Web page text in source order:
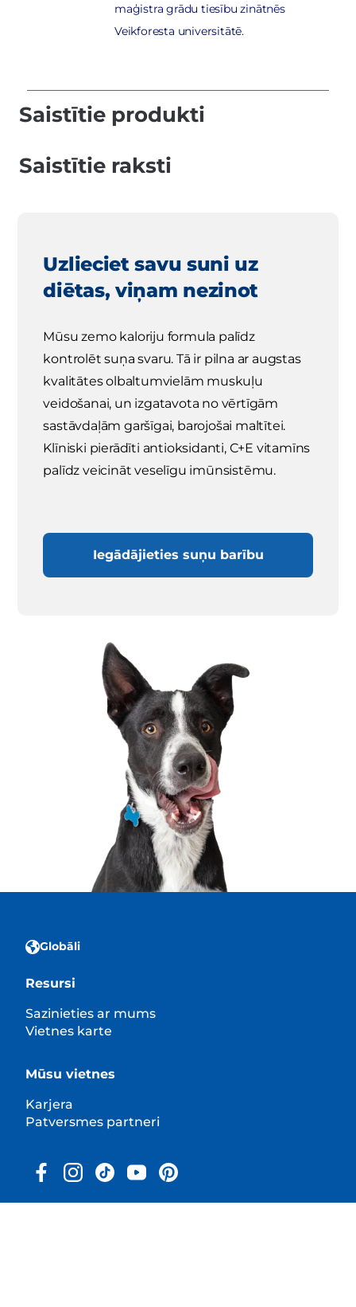
maģistra grādu tiesību zinātnēs
Veikforesta universitātē.
Saistītie produkti
Saistītie raksti
Uzlieciet savu suni uz
diētas, viņam nezinot
Mūsu zemo kaloriju formula palīdz
kontrolēt suņa svaru. Tā ir pilna ar augstas
kvalitātes olbaltumvielām muskuļu
veidošanai, un izgatavota no vērtīgām
sastāvdaļām garšīgai, barojošai maltītei.
Klīniski pierādīti antioksidanti, C+E vitamīns
palīdz veicināt veselīgu imūnsistēmu.
Iegādājieties suņu barību
Globāli
Resursi
Sazinieties ar mums
Vietnes karte
Mūsu vietnes
Karjera
Patversmes partneri